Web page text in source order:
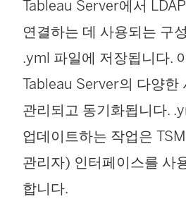
Tableau Server에서
연결하는 데 사용되는 구
.yml 파일에 저장됩니다.
Tableau Server의 다양한
관리되고 동기화됩니다.
업데이트하는 작업은
관리자) 인터페이스를 사
합니다.